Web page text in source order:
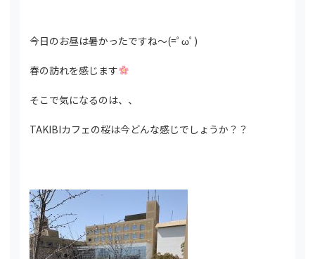
今日のお昼は暑かったですね～(=ﾟωﾟ)
春の訪れを感じます
そこで気になるのは、、
TAKIBIカフェの桜は今どんな感じでしょうか？？